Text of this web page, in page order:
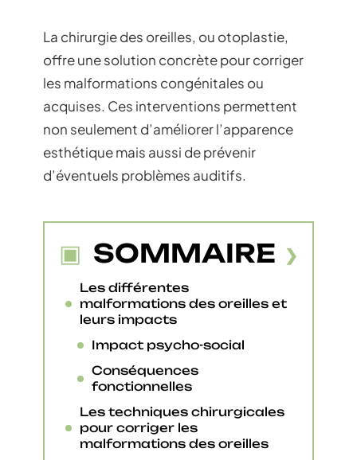
La chirurgie des oreilles, ou otoplastie,
offre une solution concrète pour corriger
les malformations congénitales ou
acquises. Ces interventions permettent
non seulement d’améliorer l’apparence
esthétique mais aussi de prévenir
d’éventuels problèmes auditifs.
SOMMAIRE
Les différentes
malformations des oreilles et
leurs impacts
Impact psycho-social
Conséquences
fonctionnelles
Les techniques chirurgicales
pour corriger les
malformations des oreilles